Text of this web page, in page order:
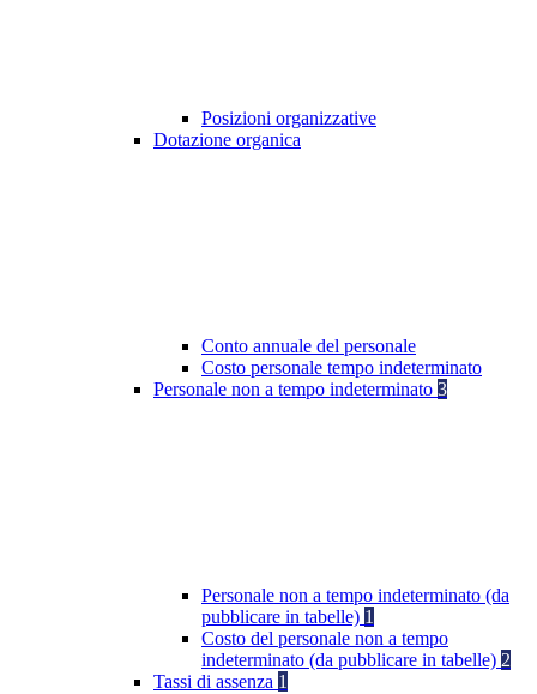
Posizioni organizzative
Dotazione organica
Conto annuale del personale
Costo personale tempo indeterminato
Personale non a tempo indeterminato 3
Personale non a tempo indeterminato (da
pubblicare in tabelle) 1
Costo del personale non a tempo
indeterminato (da pubblicare in tabelle) 2
Tassi di assenza 1